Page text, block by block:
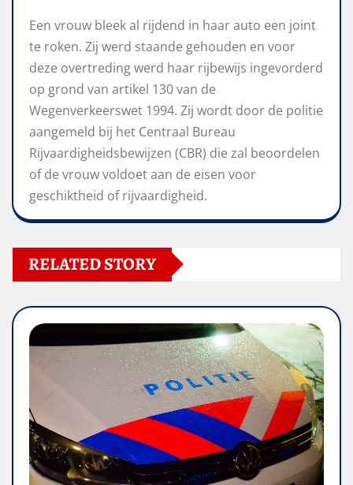
Een vrouw bleek al rijdend in haar auto een joint
te roken. Zij werd staande gehouden en voor
deze overtreding werd haar rijbewijs ingevorderd
op grond van artikel 130 van de
Wegenverkeerswet 1994. Zij wordt door de politie
aangemeld bij het Centraal Bureau
Rijvaardigheidsbewijzen (CBR) die zal beoordelen
of de vrouw voldoet aan de eisen voor
geschiktheid of rijvaardigheid.
RELATED STORY